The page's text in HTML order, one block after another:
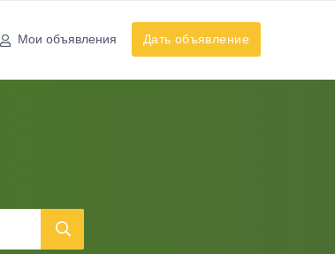
Мои объявления Дать объявление